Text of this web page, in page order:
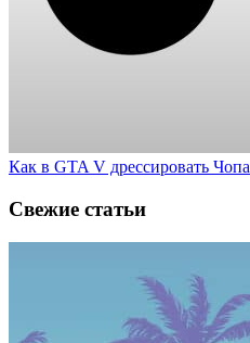
Как в GTA V дрессировать Чопа
Свежие статьи